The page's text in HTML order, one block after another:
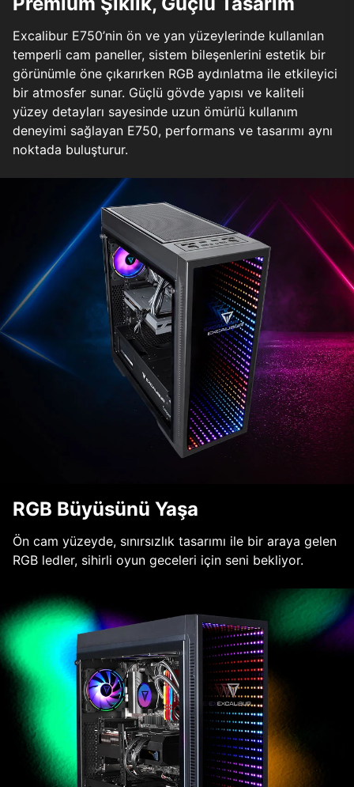
Excalibur E750’nin ön ve yan yüzeylerinde kullanılan
temperli cam paneller, sistem bileşenlerini estetik bir
görünümle öne çıkarırken RGB aydınlatma ile etkileyici
bir atmosfer sunar. Güçlü gövde yapısı ve kaliteli
yüzey detayları sayesinde uzun ömürlü kullanım
deneyimi sağlayan E750, performans ve tasarımı aynı
noktada buluşturur.
RGB Büyüsünü Yaşa
Ön cam yüzeyde, sınırsızlık tasarımı ile bir araya gelen
RGB ledler, sihirli oyun geceleri için seni bekliyor.